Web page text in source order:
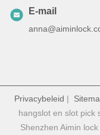
E-mail
Privacybeleid |
hangslot en slot pick
Shenzhen Aimin